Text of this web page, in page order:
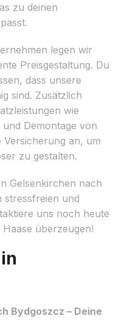
zu deinen
legen wir
Preisgestaltung. Du
dass unsere
sind. Zusätzlich
wie
Demontage von
Versicherung an, um
zu gestalten.
Gelsenkirchen nach
stressfreien und
uns noch heute
überzeugen!
Bydgoszcz – Deine